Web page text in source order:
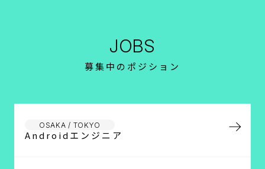
JOBS
募集中のポジション
OSAKA / TOKYO
Androidエンジニア